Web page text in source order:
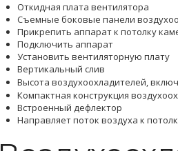
Откидная плата вентилятора
Съемные боковые панели
Прикрепить аппарат к потолку
Подключить аппарат
Установить вентиляторную плату
Вертикальный слив
Высота воздухоохладителей,
Компактная конструкция
Встроенный дефлектор
Направляет поток воздуха к